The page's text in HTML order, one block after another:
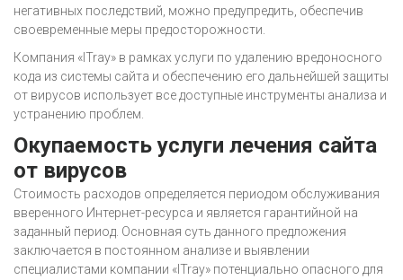
негативных последствий, можно предупредить, обеспечив
своевременные меры предосторожности.
Компания «ITray» в рамках услуги по удалению вредоносного
кода из системы сайта и обеспечению его дальнейшей защиты
от вирусов использует все доступные инструменты анализа и
устранению проблем.
Окупаемость услуги лечения сайта
от вирусов
Стоимость расходов определяется периодом обслуживания
вверенного Интернет-ресурса и является гарантийной на
заданный период. Основная суть данного предложения
заключается в постоянном анализе и выявлении
специалистами компании «ITray» потенциально опасного для